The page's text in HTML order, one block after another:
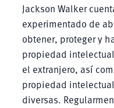
Jackson Walker
experimentado de
obtener, proteger y
propiedad
el extranjero, así
propiedad
diversas.